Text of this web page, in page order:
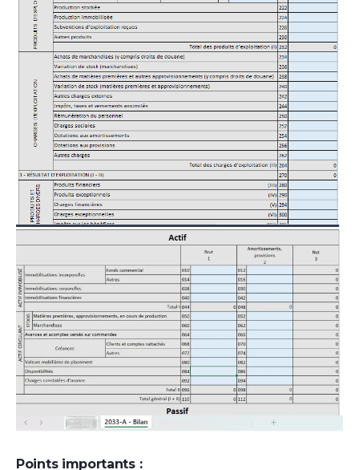
Points importants :